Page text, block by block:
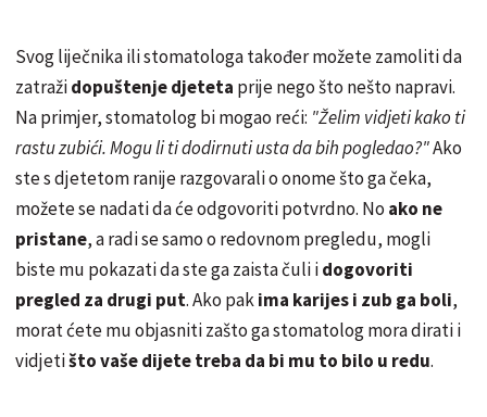
Svog liječnika ili stomatologa također možete zamoliti da
zatražidopuštenje djeteta prije nego što nešto napravi.
Na primjer, stomatolog bi mogao reći: "Želim vidjeti kako ti
rastu zubići. Mogu li ti dodirnuti usta da bih pogledao?"Ako
ste s djetetom ranije razgovarali o onome što ga čeka,
možete se nadati da će odgovoriti potvrdno. No ako ne
pristane, a radi se samo o redovnom pregledu, mogli
biste mu pokazati da ste ga zaista čuli idogovoriti
pregled za drugi put. Ako pakima karijes i zub ga boli,
morat ćete mu objasniti zašto ga stomatolog mora dirati i
vidjetišto vaše dijete treba da bi mu to bilo u redu.